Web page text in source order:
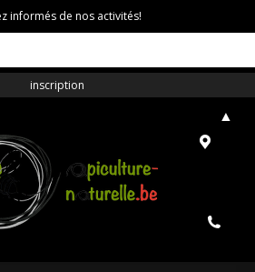
informés de nos activités!
▲